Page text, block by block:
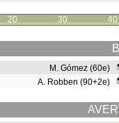
20 30 40
M. Gómez (60e)
A. Robben (90+2e)